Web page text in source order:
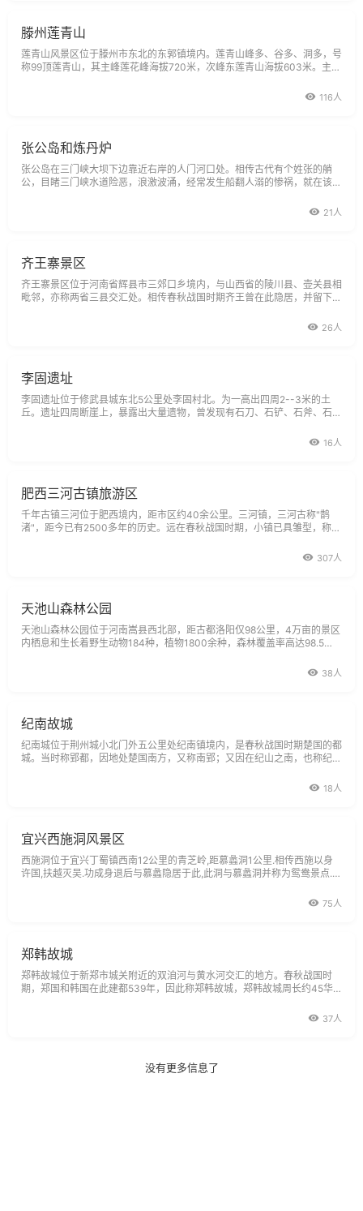
滕州莲青山
莲青山风景区位于滕州市东北的东郭镇境内。莲青山峰多、谷多、洞多，号
称99顶莲青山，其主峰莲花峰海拔720米，次峰东莲青山海拔603米。主要
谷、槐花谷、莲花池峡谷、南北耩沟、葫芦套、陡沟谷、行水谷、椅子圈谷
116人
张公岛和炼丹炉
张公岛在三门峡大坝下边靠近右岸的人门河口处。相传古代有个姓张的艄
公，目睹三门峡水道险恶，浪激波涌，经常发生船翻人溺的惨祸，就在该岛
叫张公岛。在张公岛上，有一个形状像香炉的岩石，岩石上还有一个凹下去
21人
齐王寨景区
齐王寨景区位于河南省辉县市三郊口乡境内，与山西省的陵川县、壶关县相
毗邻，亦称两省三县交汇处。相传春秋战国时期齐王曾在此隐居，并留下无
26人
李固遗址
李固遗址位于修武县城东北5公里处李固村北。为一高出四周2--3米的土
丘。遗址四周断崖上，暴露出大量遗物，曾发现有石刀、石铲、石斧、石镞
史系考古专家对该遗址进行了调查试掘。文化层分为七层。第一层：为扰乱
16人
肥西三河古镇旅游区
千年古镇三河位于肥西境内，距市区约40余公里。三河镇，三河古称"鹊
渚"，距今已有2500多年的历史。远在春秋战国时期，小镇已具雏型，称
吴楚之战。1858年太平军在此作战，留下了众多历史遗迹，如城墙、天王
307人
天池山森林公园
天池山森林公园位于河南嵩县西北部，距古都洛阳仅98公里，4万亩的景区
内栖息和生长着野生动物184种，植物1800余种，森林覆盖率高达98.5
6米，景区道路平缓，舒适安全，便于游览，是中原大地一处风格独特的旅
38人
纪南故城
纪南城位于荆州城小北门外五公里处纪南镇境内，是春秋战国时期楚国的都
城。当时称郢都，因地处楚国南方，又称南郢；又因在纪山之南，也称纪
北土城垣上各立有一块大石碑，上刻楚纪南故城五字，为郭沫若手书。自公
18人
宜兴西施洞风景区
西施洞位于宜兴丁蜀镇西南12公里的青芝岭,距慕蠡洞1公里.相传西施以身
许国,扶越灭吴.功成身退后与慕蠡隐居于此,此洞与慕蠡洞并称为鸳鸯景点.据
75人
郑韩故城
郑韩故城位于新郑市城关附近的双洎河与黄水河交汇的地方。春秋战国时
期，郑国和韩国在此建都539年，因此称郑韩故城，郑韩故城周长约45华
区，东城为手工业和平民居住区。郑韩故城的城垣均是用土夯筑而成，城墙
37人
没有更多信息了